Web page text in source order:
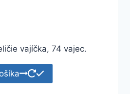
vajíčka, 74 vajec.